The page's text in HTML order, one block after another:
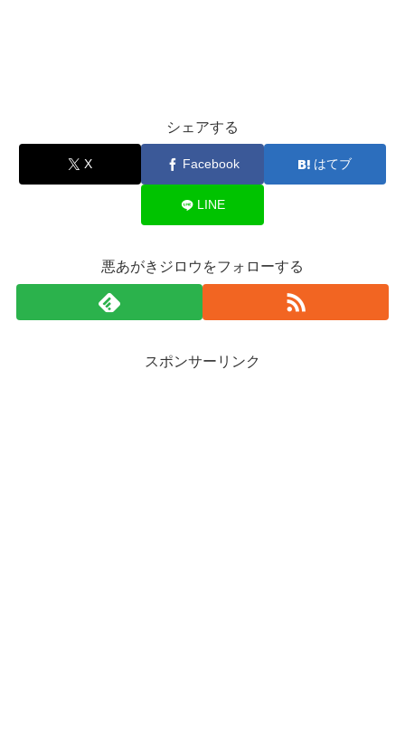
シェアする
X Facebook はてブ
LINE
悪あがきジロウをフォローする
スポンサーリンク